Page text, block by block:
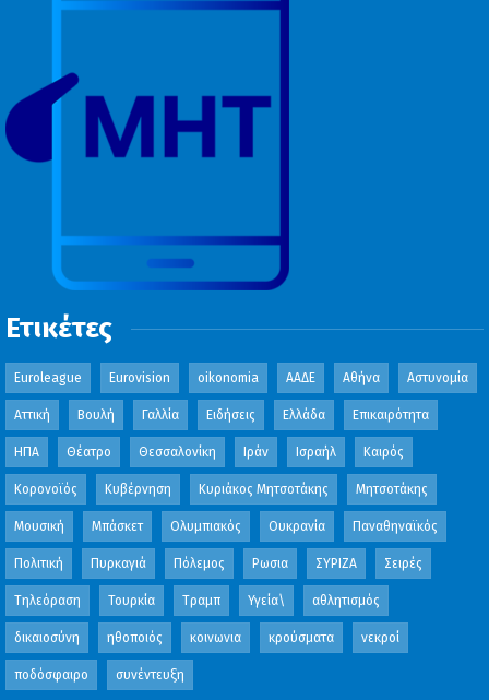
Ετικέτες
Euroleague Eurovision oikonomia ΑΑΔΕ Αθήνα Αστυνομία
Αττική Βουλή Γαλλία Ειδήσεις Ελλάδα Επικαιρότητα
ΗΠΑ Θέατρο Θεσσαλονίκη Ιράν Ισραήλ Καιρός
Κορονοϊός Κυβέρνηση Κυριάκος Μητσοτάκης Μητσοτάκης
Μουσική Μπάσκετ Ολυμπιακός Ουκρανία Παναθηναϊκός
Πολιτική Πυρκαγιά Πόλεμος Ρωσια ΣΥΡΙΖΑ Σειρές
Τηλεόραση Τουρκία Τραμπ Υγεία\ αθλητισμός
δικαιοσύνη ηθοποιός κοινωνια κρούσματα νεκροί
ποδόσφαιρο συνέντευξη